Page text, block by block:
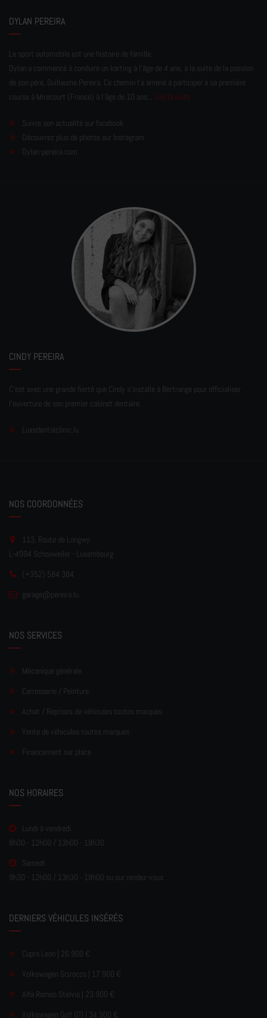
DYLAN PEREIRA
Le sport automobile est une histoire de famille.
Dylan a commencé à conduire un karting à l’âge de 4 ans, à la suite de la passion
de son père, Guillaume Pereira. Ce chemin l'a amené à participer à sa première
course à Mirecourt (France) à l'âge de 10 ans... Lire la suite
Suivre son actualité sur facebook
Découvrez plus de photos sur Instagram
Dylan-pereira.com
CINDY PEREIRA
C'est avec une grande fierté que Cindy s'installe à Bertrange pour officialiser
l'ouverture de son premier cabinet dentaire.
Luxedentalclinic.lu
NOS COORDONNÉES
113, Route de Longwy
L-4994 Schouweiler - Luxembourg
(+352) 584 384
garage@pereira.lu
NOS SERVICES
Mécanique générale
Carrosserie / Peinture
Achat / Reprises de véhicules toutes marques
Vente de véhicules toutes marques
Financement sur place
NOS HORAIRES
Lundi à vendredi
8h00 - 12h00 / 13h00 - 18h30
Samedi
9h30 - 12h00 / 13h30 - 18h00 ou sur rendez-vous
DERNIERS VÉHICULES INSÉRÉS
Cupra Leon | 26.900 €
Volkswagen Scirocco | 17.900 €
Alfa Romeo Stelvio | 23.900 €
Volkswagen Golf GTI | 34.900 €